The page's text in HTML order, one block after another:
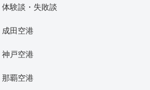
体験談・失敗談
成田空港
神戸空港
那覇空港